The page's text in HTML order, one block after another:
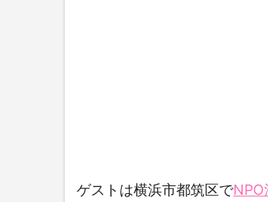
ゲストは横浜市都筑区でNPO